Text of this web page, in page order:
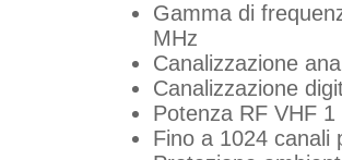
Gamma di
MHz
Canalizzazione
Canalizzazione
Potenza RF VHF
Fino a 1024 canali